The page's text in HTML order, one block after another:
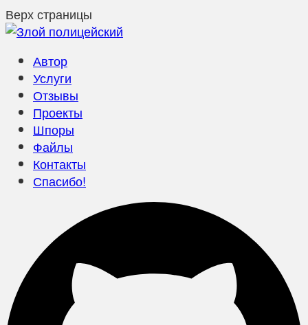
Верх страницы
Автор
Услуги
Отзывы
Проекты
Шпоры
Файлы
Контакты
Спасибо!